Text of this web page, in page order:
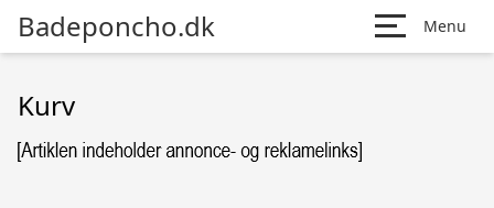
Badeponcho.dk Menu
Kurv